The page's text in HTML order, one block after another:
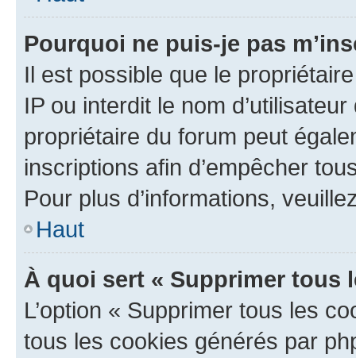
Pourquoi ne puis-je pas
Il est possible que le
IP ou interdit le nom
propriétaire du forum peut
inscriptions afin d’empêcher
Pour plus d’informations,
Haut
À quoi sert « Supprimer tous
L’option « Supprimer tous les
tous les cookies générés par